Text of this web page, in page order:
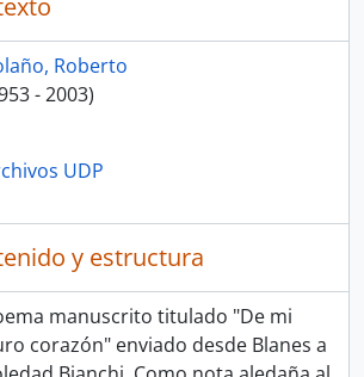
Roberto
- 2003)
UDP
y estructura
manuscrito titulado "De mi
corazón" enviado desde Blanes a